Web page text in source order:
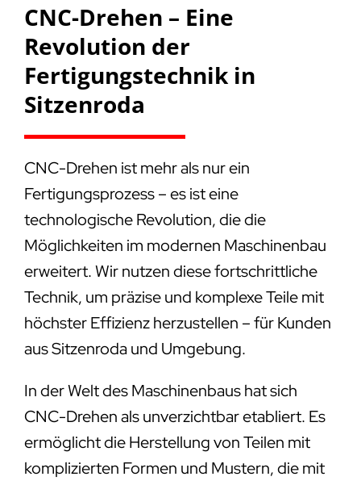
CNC-Drehen – Eine
Revolution der
Fertigungstechnik in
Sitzenroda
CNC-Drehen ist mehr als nur ein
Fertigungsprozess – es ist eine
technologische Revolution, die die
Möglichkeiten im modernen Maschinenbau
erweitert. Wir nutzen diese fortschrittliche
Technik, um präzise und komplexe Teile mit
höchster Effizienz herzustellen – für Kunden
aus Sitzenroda und Umgebung.
In der Welt des Maschinenbaus hat sich
CNC-Drehen als unverzichtbar etabliert. Es
ermöglicht die Herstellung von Teilen mit
komplizierten Formen und Mustern, die mit